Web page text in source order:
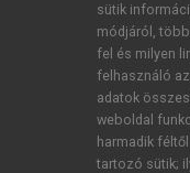
ÚJ FIÓK
1 óra díjmentes
E-MAIL-CÍM
sütik
módjáról,
fel és milyen
felhasználó
adatok
weboldal
harmadik
tartozó sütik;